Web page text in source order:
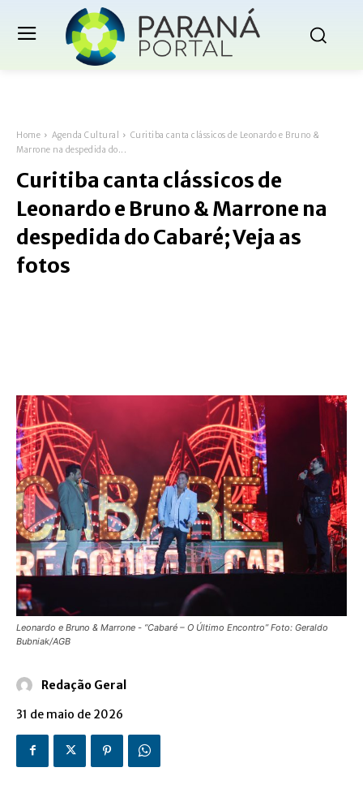
Home Agenda Cultural
Curitiba canta clássicos de Leonardo e Bruno &
Marrone na despedida do...
Curitiba canta clássicos de
Leonardo e Bruno & Marrone na
despedida do Cabaré; Veja as
fotos
Leonardo e Bruno & Marrone - “Cabaré – O Último Encontro” Foto: Geraldo
Bubniak/AGB
Redação Geral
31 de maio de 2026